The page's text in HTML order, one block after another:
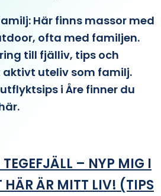
Här finns massor med
ofta med familjen.
till fjälliv, tips och
uteliv som familj.
i Åre finner du
– NYP MIG I
HÄR ÄR MITT LIV! (TIPS